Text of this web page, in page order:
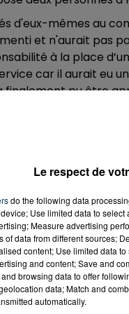
d'eux-mêmes au
et n'aurait pas
à la place
car il aurait eu
finalement pu être
premiers individus
leur
messages
de police et
à 5 reprises.
Le mineur lui sera
Le respect de
do the following data
Use limited data to
Measure advertising
of data from different sources;
content; Use limited data
and content; Save and
browsing data to offer
data; Match and
automatically.